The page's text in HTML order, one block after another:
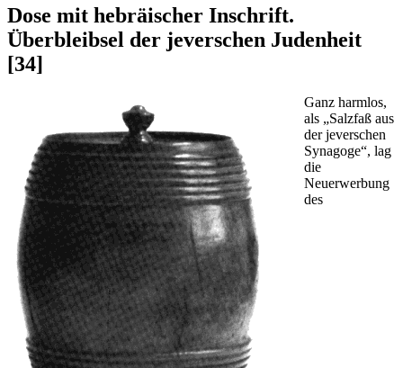
Dose mit hebräischer Inschrift.
Überbleibsel der jeverschen Judenheit
[34]
Ganz harmlos,
als „Salzfaß aus
der jeverschen
Synagoge“, lag
die
Neuerwerbung
des